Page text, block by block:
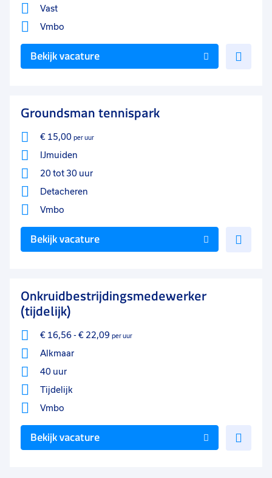
Vast
Vmbo
Bekijk vacature
Groundsman tennispark
€ 15,00 per uur
IJmuiden
20 tot 30 uur
Detacheren
Vmbo
Bekijk vacature
Onkruidbestrijdingsmedewerker
(tijdelijk)
€ 16,56- € 22,09 per uur
Alkmaar
40 uur
Tijdelijk
Vmbo
Bekijk vacature